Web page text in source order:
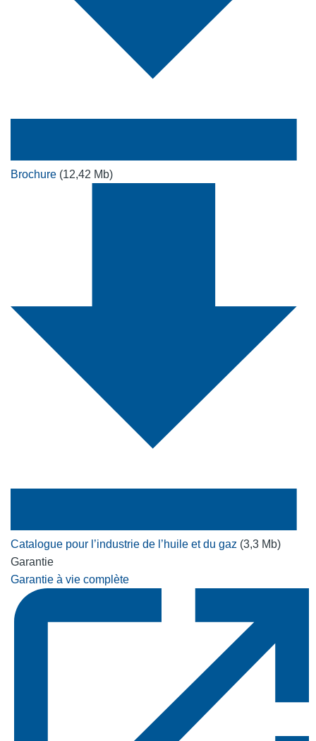
Brochure (12,42 Mb)
Catalogue pour l’industrie de l’huile et du gaz (3,3 Mb)
Garantie
Garantie à vie complète